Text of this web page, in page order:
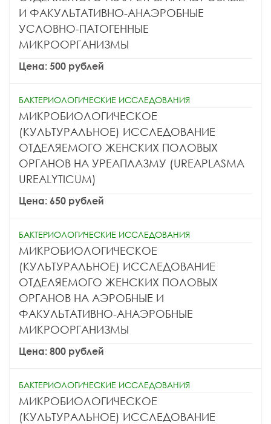
И ФАКУЛЬТАТИВНО-АНАЭРОБНЫЕ
УСЛОВНО-ПАТОГЕННЫЕ
МИКРООРГАНИЗМЫ
Цена: 500 рублей
БАКТЕРИОЛОГИЧЕСКИЕ ИССЛЕДОВАНИЯ
МИКРОБИОЛОГИЧЕСКОЕ
(КУЛЬТУРАЛЬНОЕ) ИССЛЕДОВАНИЕ
ОТДЕЛЯЕМОГО ЖЕНСКИХ ПОЛОВЫХ
ОРГАНОВ НА УРЕАПЛАЗМУ (UREAPLASMA
UREALYTICUM)
Цена: 650 рублей
БАКТЕРИОЛОГИЧЕСКИЕ ИССЛЕДОВАНИЯ
МИКРОБИОЛОГИЧЕСКОЕ
(КУЛЬТУРАЛЬНОЕ) ИССЛЕДОВАНИЕ
ОТДЕЛЯЕМОГО ЖЕНСКИХ ПОЛОВЫХ
ОРГАНОВ НА АЭРОБНЫЕ И
ФАКУЛЬТАТИВНО-АНАЭРОБНЫЕ
МИКРООРГАНИЗМЫ
Цена: 800 рублей
БАКТЕРИОЛОГИЧЕСКИЕ ИССЛЕДОВАНИЯ
МИКРОБИОЛОГИЧЕСКОЕ
(КУЛЬТУРАЛЬНОЕ) ИССЛЕДОВАНИЕ